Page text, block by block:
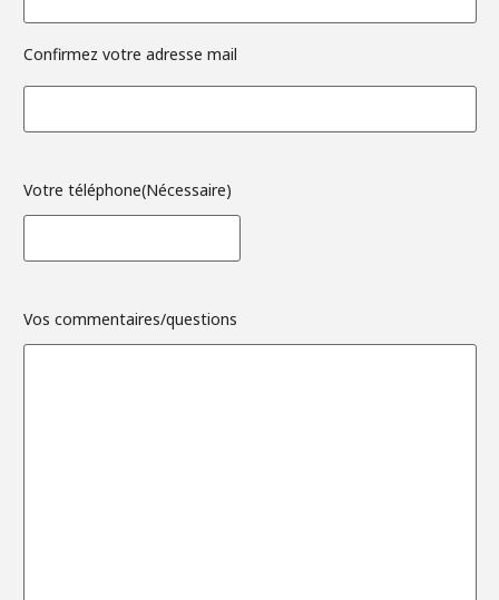
Confirmez votre adresse mail
Votre téléphone(Nécessaire)
Vos commentaires/questions